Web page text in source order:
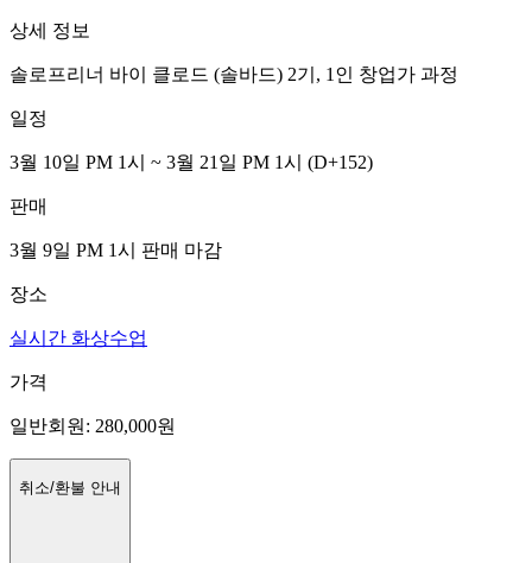
상세 정보
솔로프리너 바이 클로드 (솔바드) 2기, 1인 창업가 과정
일정
3월 10일 PM 1시 ~ 3월 21일 PM 1시 (D+152)
판매
3월 9일 PM 1시 판매 마감
장소
실시간 화상수업
가격
일반회원 : 280,000원
취소/환불 안내